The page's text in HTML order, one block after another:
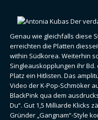
Genau wie gleichfalls diese
erreichten die Platten
within Südkorea. Weiterhin
Singleauskopplungen ihr
Platz ein Hitlisten. Das
Video der K-Pop-Schmöker
BlackPink qua dem
Du“. Gut 1,5 Milliarde Klicks
Gründer „Gangnam“-Style